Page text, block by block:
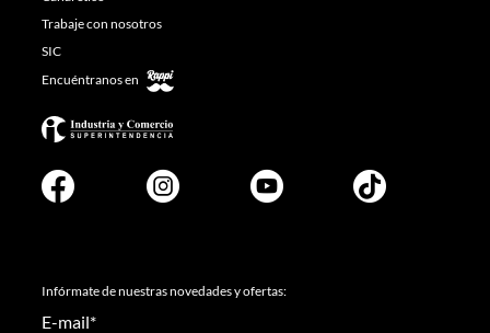
Trabaje con nosotros
SIC
Encuéntranos en
Infórmate de nuestras novedades y ofertas:
E-mail*